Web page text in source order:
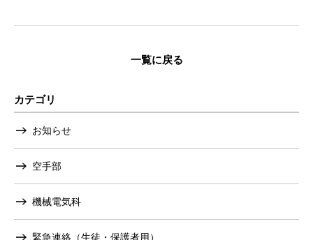
一覧に戻る
カテゴリ
お知らせ
空手部
機械電気科
緊急連絡（生徒・保護者用）